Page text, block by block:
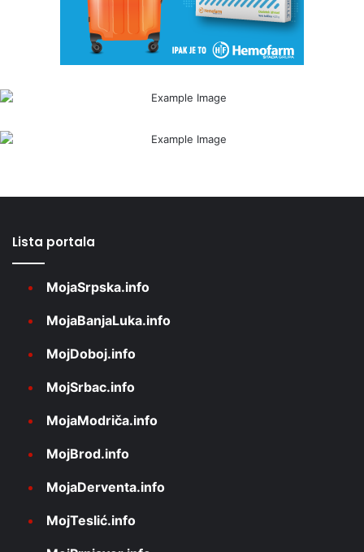
Lista portala
MojaSrpska.info
MojaBanjaLuka.info
MojDoboj.info
MojSrbac.info
MojaModriča.info
MojBrod.info
MojaDerventa.info
MojTeslić.info